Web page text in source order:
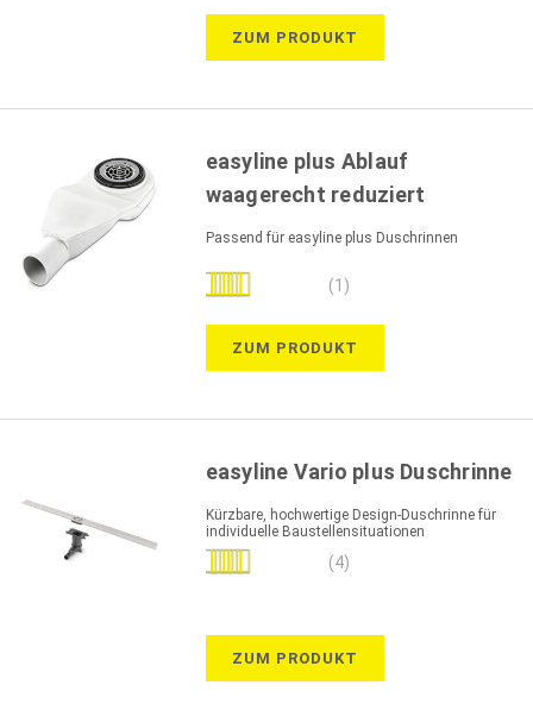
ZUM PRODUKT
easyline plus Ablauf
waagerecht reduziert
Passend für easyline plus Duschrinnen
Bewertung: (1)
ZUM PRODUKT
easyline Vario plus Duschrinne
Kürzbare, hochwertige Design-Duschrinne für
individuelle Baustellensituationen
Bewertung:
(4)
ZUM PRODUKT